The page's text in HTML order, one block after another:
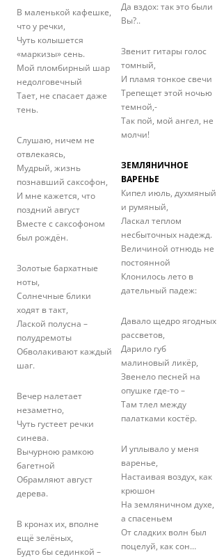
В маленькой кафешке,
что у речки,
Чуть колышется
«маркизы» сень.
Мой пломбирный шар
недолговечный
Тает, не спасает даже
тень.
Слушаю, ничем не
отвлекаясь,
Мудрый, жизнь
познавший саксофон,
И мне кажется, что
поздний август
Вместе с саксофоном
был рождён.
Золотые бархатные
ноты,
Солнечные блики
ходят в такт,
Лаской полусна –
полудремоты
Обволакивают каждый
шаг.
Вечер налетает
незаметно,
Чуть густеет речки
синева.
Вычурною рамкою
багетной
Обрамляют август
дерева.
В кронах их, вполне
ещё зелёных,
Будто бы сединкой –
Да вздох: так это были
Вы?..
Звенит гитары голос
томный,
И пламя тонкое свечи
Трепещет этой ночью
темной,-
Так пой, мой ангел, не
молчи!
ЗЕМЛЯНИЧНОЕ
ВАРЕНЬЕ
Кипел июль, духмяный
и румяный,
Ласкал теплом
несбыточных надежд.
Величиной отнюдь не
постоянной
Клонилось лето в
дательный падеж:
Давало щедро ягодных
рассветов,
Дарило губ
малиновый ликёр,
Звенело песней на
опушке где-то –
Там тлел между
палатками костёр.
И уплывало у меня
варенье,
Настаивая воздух, как
крюшон
На земляничном духе,
а спасеньем
От сладких волн был
поцелуй, как сон…